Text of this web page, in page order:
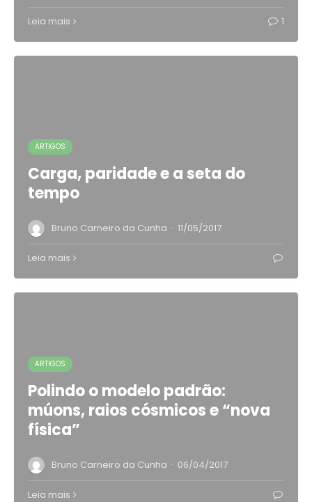
Leia mais 1
ARTIGOS
Carga, paridade e a seta do
tempo
Bruno Carneiro da Cunha · 11/05/2017
Leia mais
ARTIGOS
Polindo o modelo padrão:
múons, raios cósmicos e “nova
física”
Bruno Carneiro da Cunha · 06/04/2017
Leia mais